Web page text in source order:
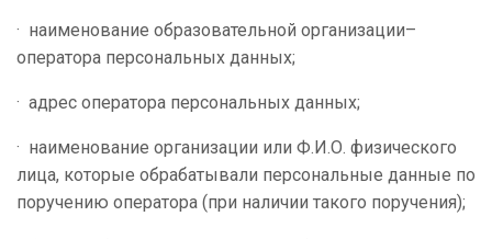
· наименование образовательной организации–
оператора персональных данных;
· адрес оператора персональных данных;
· наименование организации или Ф.И.О. физического
лица, которые обрабатывали персональные данные по
поручению оператора (при наличии такого поручения);